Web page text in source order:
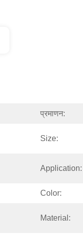
प्रमाणन:
Size:
Application:
Color:
Material: